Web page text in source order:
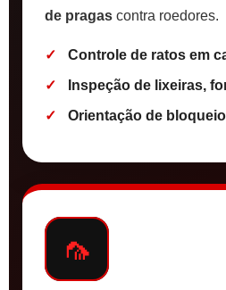
de pragas contra roedores.
Controle de ratos em
Inspeção de lixeiras,
Orientação de
🦟